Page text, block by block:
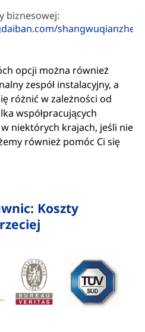
biznesowej:
opcji można również
zespół instalacyjny, a
różnić w zależności od
współpracujących
niektórych krajach, jeśli nie
również pomóc Ci się
Koszty